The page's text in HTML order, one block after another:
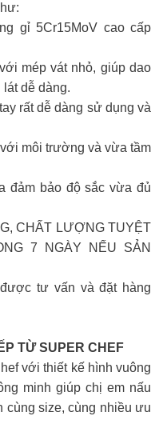
gỉ 5Cr15MoV cao cấp
mép vát nhỏ, giúp dao
dễ dàng.
rất dễ dàng sử dụng và
môi trường và vừa tầm
đảm bảo độ sắc vừa đủ
CHẤT LƯỢNG TUYỆT
7 NGÀY NẾU SẢN
tư vấn và đặt hàng
TỪ SUPER CHEF
với thiết kế hình vuông
minh giúp chị em nấu
size, cùng nhiều ưu